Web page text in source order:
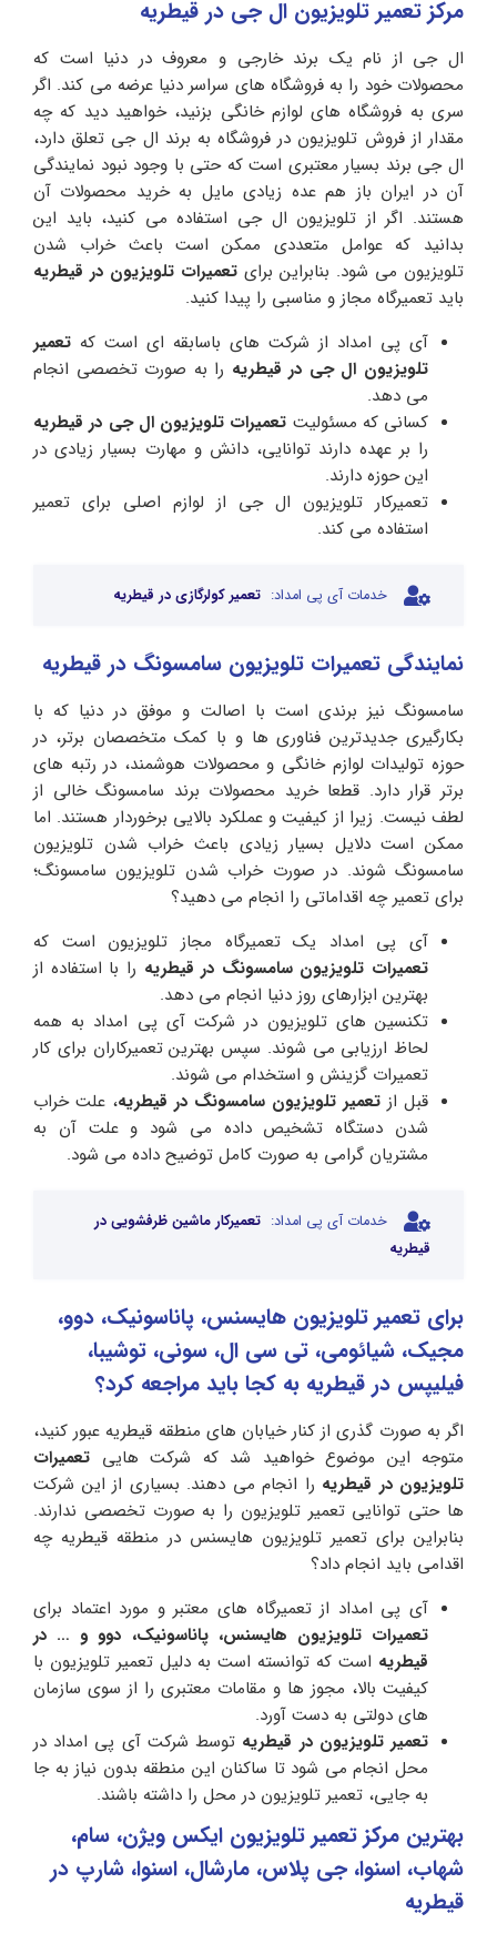
مرکز تعمیر تلویزیون ال جی در قیطریه
ال جی از نام یک برند خارجی و معروف در دنیا است که
محصولات خود را به فروشگاه های سراسر دنیا عرضه می کند. اگر
سری به فروشگاه های لوازم خانگی بزنید، خواهید دید که چه
مقدار از فروش تلویزیون در فروشگاه به برند ال جی تعلق دارد،
ال جی برند بسیار معتبری است که حتی با وجود نبود نمایندگی
آن در ایران باز هم عده زیادی مایل به خرید محصولات آن
هستند. اگر از تلویزیون ال جی استفاده می کنید، باید این
بدانید که عوامل متعددی ممکن است باعث خراب شدن
تلویزیون می شود. بنابراین برای تعمیرات تلویزیون در قیطریه
باید تعمیرگاه مجاز و مناسبی را پیدا کنید.
آی پی امداد از شرکت های باسابقه ای است که تعمیر
تلویزیون ال جی در قیطریه را به صورت تخصصی انجام
می دهد.
کسانی که مسئولیت تعمیرات تلویزیون ال جی در قیطریه
را بر عهده دارند توانایی، دانش و مهارت بسیار زیادی در
این حوزه دارند.
تعمیرکار تلویزیون ال جی از لوازم اصلی برای تعمیر
استفاده می کند.
خدمات آی پی امداد: تعمیر کولرگازی در قیطریه
نمایندگی تعمیرات تلویزیون سامسونگ در قیطریه
سامسونگ نیز برندی است با اصالت و موفق در دنیا که با
بکارگیری جدیدترین فناوری ها و با کمک متخصصان برتر، در
حوزه تولیدات لوازم خانگی و محصولات هوشمند، در رتبه های
برتر قرار دارد. قطعا خرید محصولات برند سامسونگ خالی از
لطف نیست. زیرا از کیفیت و عملکرد بالایی برخوردار هستند. اما
ممکن است دلایل بسیار زیادی باعث خراب شدن تلویزیون
سامسونگ شوند. در صورت خراب شدن تلویزیون سامسونگ؛
برای تعمیر چه اقداماتی را انجام می دهید؟
آی پی امداد یک تعمیرگاه مجاز تلویزیون است که
تعمیرات تلویزیون سامسونگ در قیطریه را با استفاده از
بهترین ابزارهای روز دنیا انجام می دهد.
تکنسین های تلویزیون در شرکت آی پی امداد به همه
لحاظ ارزیابی می شوند. سپس بهترین تعمیرکاران برای کار
تعمیرات گزینش و استخدام می شوند.
قبل از تعمیر تلویزیون سامسونگ در قیطریه، علت خراب
شدن دستگاه تشخیص داده می شود و علت آن به
مشتریان گرامی به صورت کامل توضیح داده می شود.
خدمات آی پی امداد: تعمیرکار ماشین ظرفشویی در
قیطریه
برای تعمیر تلویزیون هایسنس، پاناسونیک، دوو،
مجیک، شیائومی، تی سی ال، سونی، توشیبا،
فیلیپس در قیطریه به کجا باید مراجعه کرد؟
اگر به صورت گذری از کنار خیابان های منطقه قیطریه عبور کنید،
متوجه این موضوع خواهید شد که شرکت هایی تعمیرات
تلویزیون در قیطریه را انجام می دهند. بسیاری از این شرکت
ها حتی توانایی تعمیر تلویزیون را به صورت تخصصی ندارند.
بنابراین برای تعمیر تلویزیون هایسنس در منطقه قیطریه چه
اقدامی باید انجام داد؟
آی پی امداد از تعمیرگاه های معتبر و مورد اعتماد برای
تعمیرات تلویزیون هایسنس، پاناسونیک، دوو و … در
قیطریه است که توانسته است به دلیل تعمیر تلویزیون با
کیفیت بالا، مجوز ها و مقامات معتبری را از سوی سازمان
های دولتی به دست آورد.
تعمیر تلویزیون در قیطریه توسط شرکت آی پی امداد در
محل انجام می شود تا ساکنان این منطقه بدون نیاز به جا
به جایی، تعمیر تلویزیون در محل را داشته باشند.
بهترین مرکز تعمیر تلویزیون ایکس ویژن، سام،
شهاب، اسنوا، جی پلاس، مارشال، اسنوا، شارپ در
قیطریه